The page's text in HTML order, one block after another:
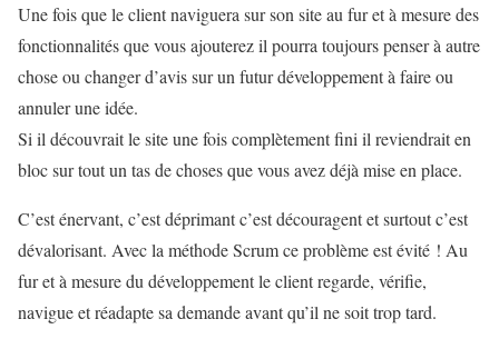
Une fois que le client naviguera sur son site au fur et à mesure des
fonctionnalités que vous ajouterez il pourra toujours penser à autre
chose ou changer d’avis sur un futur développement à faire ou
annuler une idée.
Si il découvrait le site une fois complètement fini il reviendrait en
bloc sur tout un tas de choses que vous avez déjà mise en place.
C’est énervant, c’est déprimant c’est découragent et surtout c’est
dévalorisant. Avec la méthode Scrum ce problème est évité ! Au
fur et à mesure du développement le client regarde, vérifie,
navigue et réadapte sa demande avant qu’il ne soit trop tard.